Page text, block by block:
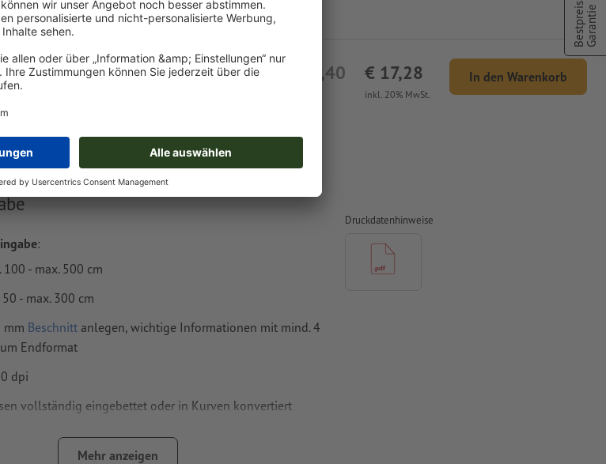
€ 14,40
inkl. 20% MwSt.
€ 17,28 In den Warenkorb
Tischdecken, freie
:
100 - max. 500 cm
- max. 300 cm
mm Beschnitt anlegen, wichtige Informationen mit mind. 4
Endformat
dpi
vollständig eingebettet oder in Kurven konvertiert
FOGRA51 (PSO Coated v3)
Mehr anzeigen
Druckdatenhinweise
BestpreisGarantie